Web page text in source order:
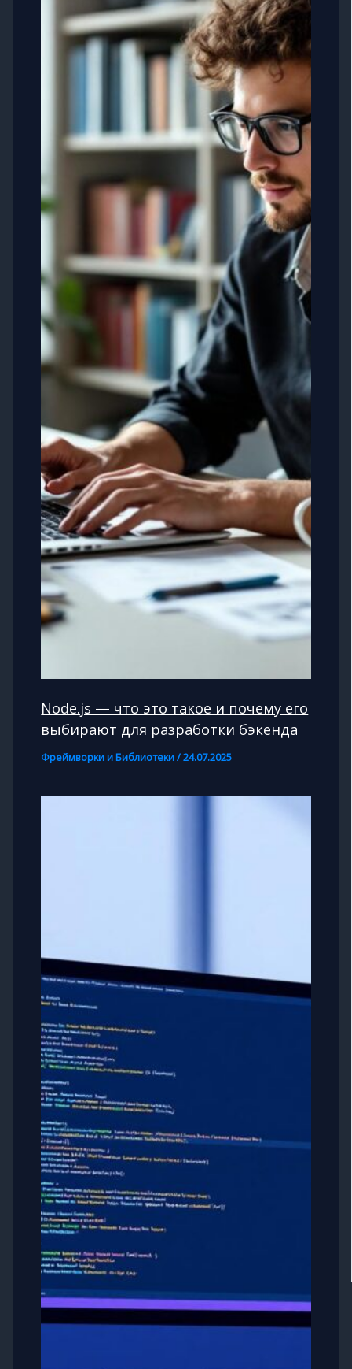
Node.js — что это такое и почему его
выбирают для разработки бэкенда
Фреймворки и Библиотеки/24.07.2025